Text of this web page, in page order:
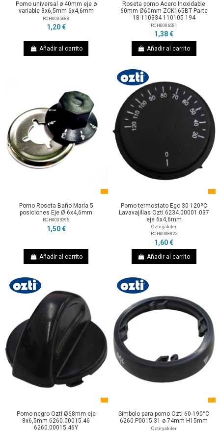
Pomo universal ø 40mm eje ø
variable 8x6,5mm 6x4,6mm
RCH0005688
1,20 €
Añadir al carrito
Roseta pomo Acero Inoxidable
60mm Ø60mm ZCK165BT Parte
18 110334 110105 194
RCH0006281
1,38 €
Añadir al carrito
Pomo Roseta Baño María 5
posiciones Eje Ø 6x4,6mm
RCH0003395
1,50 €
Añadir al carrito
Pomo termostato Ego 30-120ºC
Lavavajillas Ozti 6234.00001.037
eje 6x4,6mm
Öztiryakiler
RCH0008822
1,60 €
Añadir al carrito
Pomo negro Ozti Ø68mm eje
8x6,5mm 6260.00015.46
6260.00015.46Y
Simbolo para pomo Ozti 60-190°C
6260.P0015.31 ø 74mm H15mm
Öztiryakiler